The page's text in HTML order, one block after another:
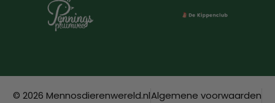
© 2026 Mennosdierenwereld.nlAlgemene voorwaarden